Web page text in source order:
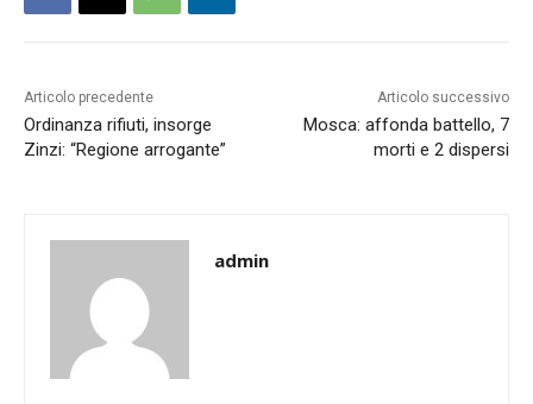
Articolo precedente
Ordinanza rifiuti, insorge
Zinzi: “Regione arrogante”
Articolo successivo
Mosca: affonda battello, 7
morti e 2 dispersi
admin